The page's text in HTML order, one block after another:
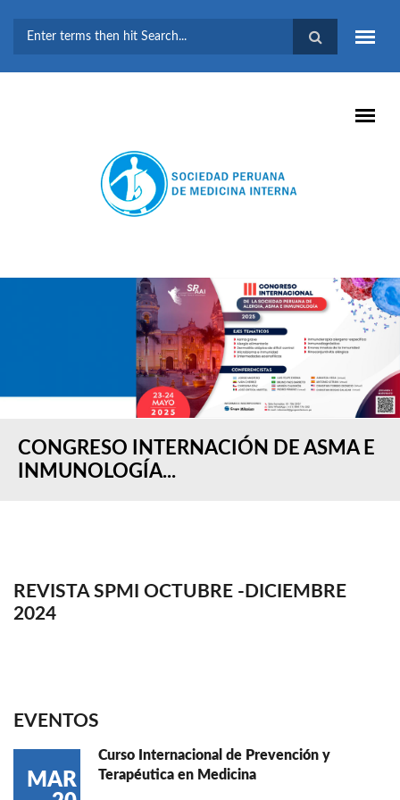
BÚSQUEDA
CONGRESO INTERNACIÓN DE ASMA E
INMUNOLOGÍA...
REVISTA SPMI OCTUBRE -DICIEMBRE
2024
EVENTOS
MAR
Curso Internacional de Prevención y
Terapéutica en Medicina